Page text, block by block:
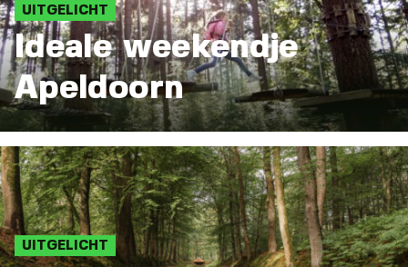
UITGELICHT
Ideale weekendje
Apeldoorn
UITGELICHT